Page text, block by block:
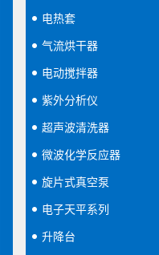
电热套
气流烘干器
电动搅拌器
紫外分析仪
超声波清洗器
微波化学反应器
旋片式真空泵
电子天平系列
升降台